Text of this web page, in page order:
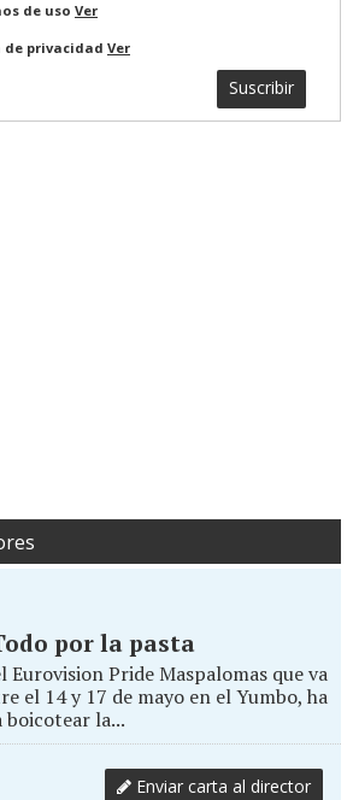
de uso Ver
privacidad Ver
Suscribir
por la pasta
Eurovision Pride Maspalomas que va
el 14 y 17 de mayo en el Yumbo, ha
boicotear la...
Enviar carta al director